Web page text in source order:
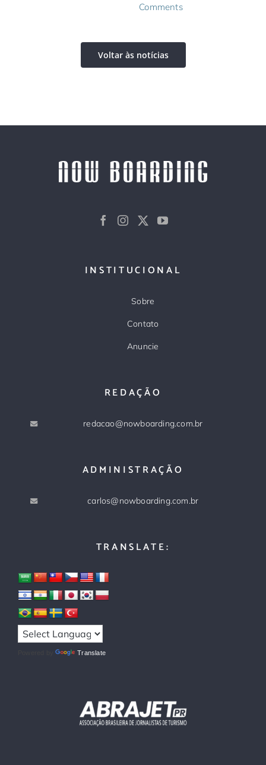
Comments
Voltar às notícias
INSTITUCIONAL
Sobre
Contato
Anuncie
REDAÇÃO
redacao@nowboarding.com.br
ADMINISTRAÇÃO
carlos@nowboarding.com.br
TRANSLATE:
Powered by Translate